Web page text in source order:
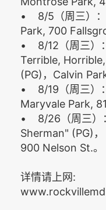
• 8/5（周三）
Park, 700
• 8/12（周三）
Terrible,
(PG)，Calvin
• 8/19（周三）
Maryvale Park,
• 8/26（周三）
Sherman" (PG)
900 Nelson St.。
详情请上网: